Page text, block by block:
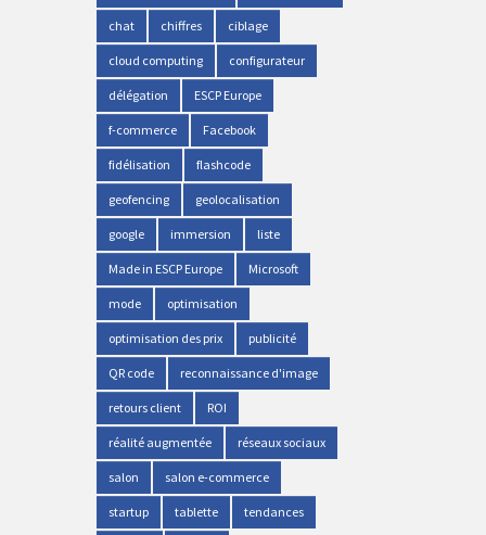
chat chiffres ciblage
cloud computing configurateur
délégation ESCP Europe
f-commerce Facebook
fidélisation flashcode
geofencing geolocalisation
google immersion liste
Made in ESCP Europe Microsoft
mode optimisation
optimisation des prix publicité
QR code reconnaissance d'image
retours client ROI
réalité augmentée réseaux sociaux
salon salon e-commerce
startup tablette tendances